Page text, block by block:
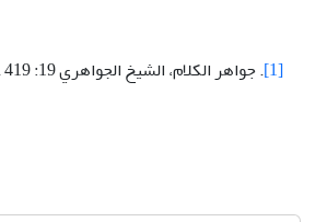
[1] . جواهر الکلام، الشيخ الجواهري 19: 419 .